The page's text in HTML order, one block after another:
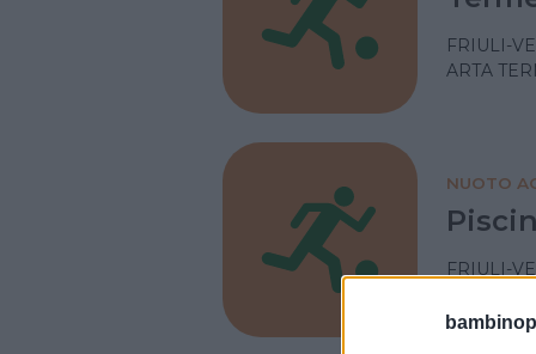
FRIULI-
ARTA
NUOTO
FRIULI-